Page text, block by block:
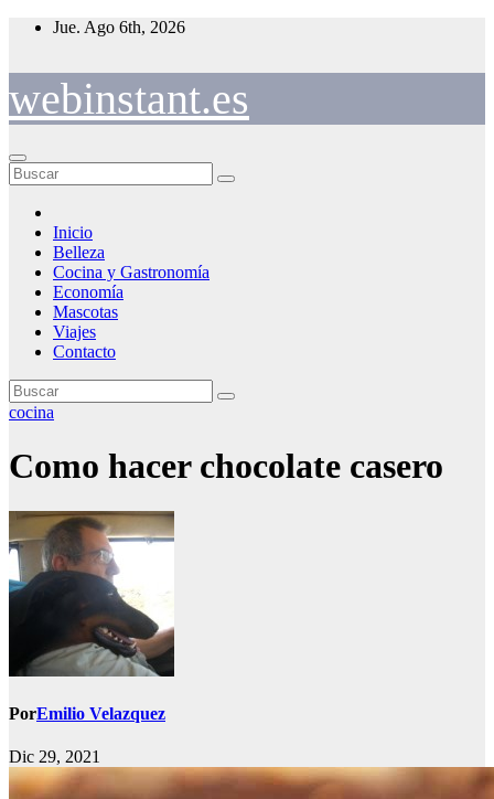
Saltar
Jue. Ago 6th, 2026
webinstant.es
Inicio
Belleza
Cocina y Gastronomía
Economía
Mascotas
Viajes
Contacto
cocina
Como hacer chocolate casero
PorEmilio Velazquez
Dic 29, 2021